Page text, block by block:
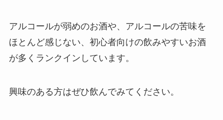
アルコールが弱めのお酒や、アルコールの苦味を
ほとんど感じない、初心者向けの飲みやすいお酒
が多くランクイン しています。
興味のある方はぜひ飲んでみてください。